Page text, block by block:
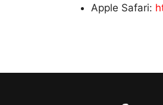
Apple Safari: